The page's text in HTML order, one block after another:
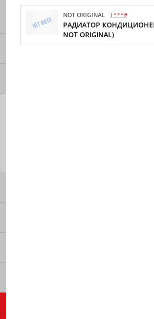
NOT ORIGINAL T***#
РАДИАТОР
NOT ORIGINAL)